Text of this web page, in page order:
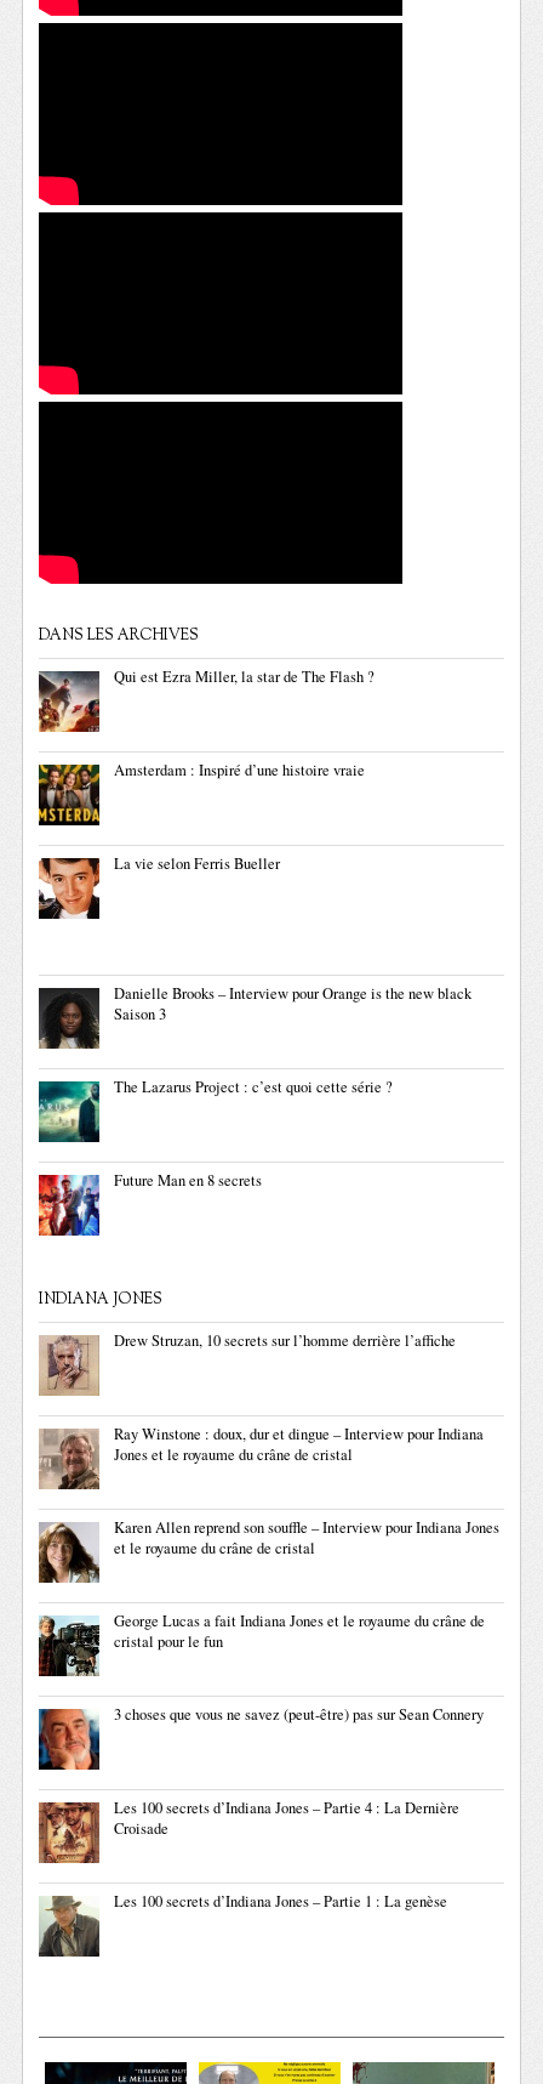
DANS LES ARCHIVES
Qui est Ezra Miller, la star de The Flash ?
Amsterdam : Inspiré d’une histoire vraie
La vie selon Ferris Bueller
Danielle Brooks – Interview pour Orange is the new black
Saison 3
The Lazarus Project : c’est quoi cette série ?
Future Man en 8 secrets
INDIANA JONES
Drew Struzan, 10 secrets sur l’homme derrière l’affiche
Ray Winstone : doux, dur et dingue – Interview pour Indiana
Jones et le royaume du crâne de cristal
Karen Allen reprend son souffle – Interview pour Indiana Jones
et le royaume du crâne de cristal
George Lucas a fait Indiana Jones et le royaume du crâne de
cristal pour le fun
3 choses que vous ne savez (peut-être) pas sur Sean Connery
Les 100 secrets d’Indiana Jones – Partie 4 : La Dernière
Croisade
Les 100 secrets d’Indiana Jones – Partie 1 : La genèse